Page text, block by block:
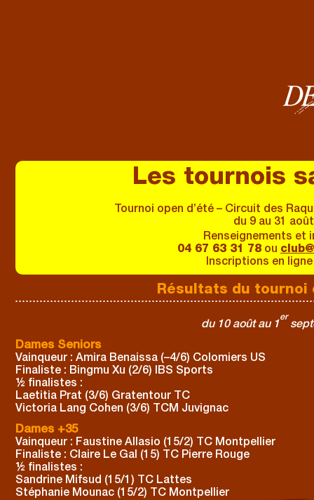
Les tournois
Tournoi open d’été – Circuit des
du 9 au 31
Renseignements et
04 67 63 31 78 ou club@
Inscriptions en ligne
Résultats du tournoi
du 10 août au 1
er
Dames Seniors
Vainqueur : Amira Benaissa (–4/6) Colomiers US
Finaliste : Bingmu Xu (2/6) IBS Sports
½ finalistes :
Laetitia Prat (3/6) Gratentour TC
Victoria Lang Cohen (3/6) TCM Juvignac
Dames +35
Vainqueur : Faustine Allasio (15/2) TC Montpellier
Finaliste : Claire Le Gal (15) TC Pierre Rouge
½ finalistes :
Sandrine Mifsud (15/1) TC Lattes
Stéphanie Mounac (15/2) TC Montpellier